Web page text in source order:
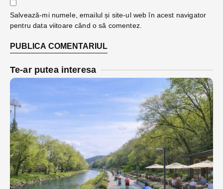
Salvează-mi numele, emailul și site-ul web în acest navigator
pentru data viitoare când o să comentez.
Te-ar putea interesa